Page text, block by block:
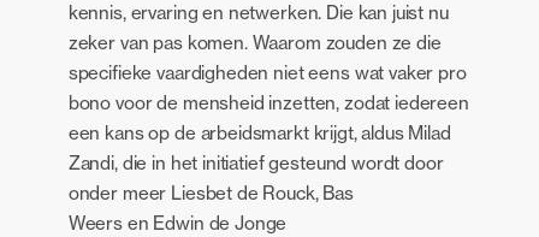
kennis, ervaring en netwerken. Die kan juist nu
zeker van pas komen. Waarom zouden ze die
specifieke vaardigheden niet eens wat vaker pro
bono voor de mensheid inzetten, zodat iedereen
een kans op de arbeidsmarkt krijgt, aldus Milad
Zandi, die in het initiatief gesteund wordt door
onder meer Liesbet de Rouck, Bas
Weers en Edwin de Jonge